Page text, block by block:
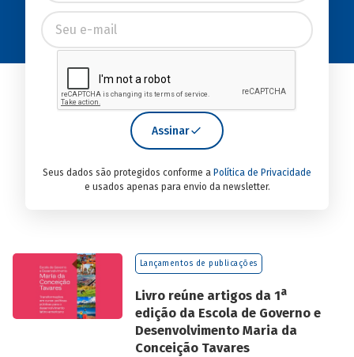
Assinar
Seus dados são protegidos conforme a Política de Privacidade
e usados apenas para envio da newsletter.
Lançamentos de publicações
Livro reúne artigos da 1a
edição da Escola de Governo e
Desenvolvimento Maria da
Conceição Tavares